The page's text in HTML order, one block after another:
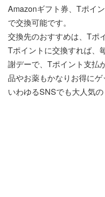
Amazonギフト券、Tポイ
で交換可能です。
交換先のおすすめは、Tポ
Tポイントに交換すれば、
謝デーで、Tポイント支払
品やお薬もかなりお得にゲ
いわゆるSNSでも大人気の